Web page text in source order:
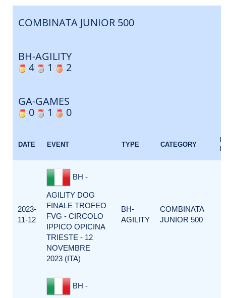
COMBINATA JUNIOR 500
BH-AGILITY
4
1 2
GA-GAMES
0
1 0
DATE EVENT TYPE CATEGORY
2023-
11-12
BH -
AGILITY DOG
FINALE TROFEO
FVG - CIRCOLO
IPPICO OPICINA
TRIESTE - 12
NOVEMBRE
2023 (ITA)
BH-
AGILITY
COMBINATA
JUNIOR 500
BH -